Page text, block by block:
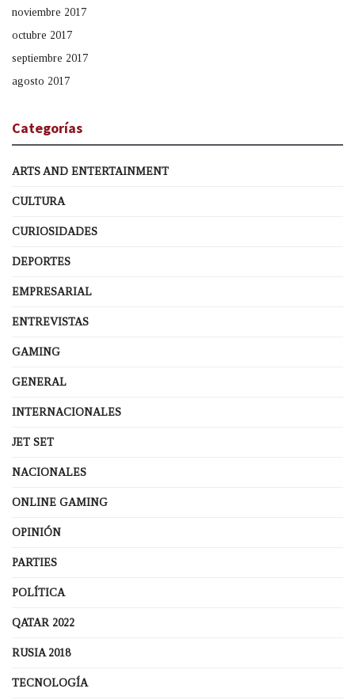
noviembre 2017
octubre 2017
septiembre 2017
agosto 2017
Categorías
ARTS AND ENTERTAINMENT
CULTURA
CURIOSIDADES
DEPORTES
EMPRESARIAL
ENTREVISTAS
GAMING
GENERAL
INTERNACIONALES
JET SET
NACIONALES
ONLINE GAMING
OPINIÓN
PARTIES
POLÍTICA
QATAR 2022
RUSIA 2018
TECNOLOGÍA